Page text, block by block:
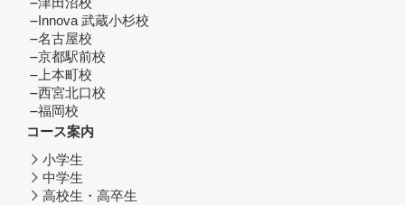
津田沼校
Innova 武蔵小杉校
名古屋校
京都駅前校
上本町校
西宮北口校
福岡校
コース案内
小学生
中学生
高校生・高卒生